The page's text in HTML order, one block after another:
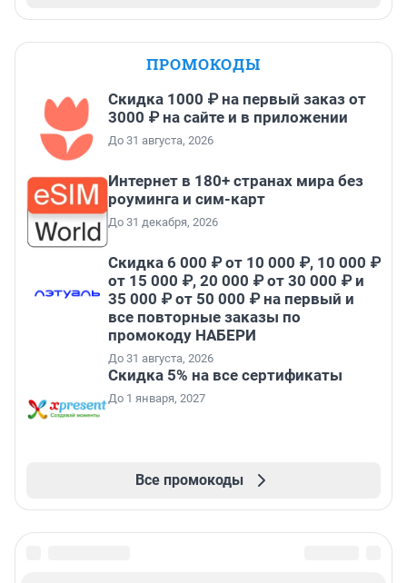
ПРОМОКОДЫ
Скидка 1000 ₽ на первый заказ от
3000 ₽ на сайте и в приложении
До 31 августа, 2026
Интернет в 180+ странах мира без
роуминга и сим-карт
До 31 декабря, 2026
Скидка 6 000 ₽ от 10 000 ₽, 10 000 ₽
от 15 000 ₽, 20 000 ₽ от 30 000 ₽ и
35 000 ₽ от 50 000 ₽ на первый и
все повторные заказы по
промокоду НАБЕРИ
До 31 августа, 2026
Скидка 5% на все сертификаты
До 1 января, 2027
Все промокоды